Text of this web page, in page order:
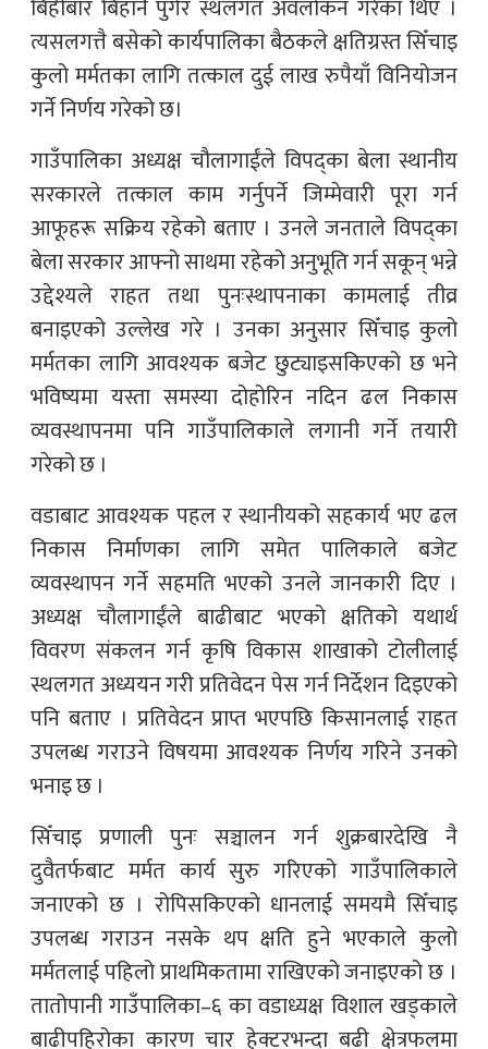
बिहीबार बिहानै पुगेर स्थलगत अवलोकन गरेका थिए ।
त्यसलगत्तै बसेको कार्यपालिका बैठकले क्षतिग्रस्त सिँचाइ
कुलो मर्मतका लागि तत्काल दुई लाख रुपैयाँ विनियोजन
गर्ने निर्णय गरेको छ।
गाउँपालिका अध्यक्ष चौलागाईंले विपद्का बेला स्थानीय
सरकारले तत्काल काम गर्नुपर्ने जिम्मेवारी पूरा गर्न
आफूहरू सक्रिय रहेको बताए । उनले जनताले विपद्का
बेला सरकार आफ्नो साथमा रहेको अनुभूति गर्न सकून् भन्ने
उद्देश्यले राहत तथा पुनःस्थापनाका कामलाई तीव्र
बनाइएको उल्लेख गरे । उनका अनुसार सिँचाइ कुलो
मर्मतका लागि आवश्यक बजेट छुट्याइसकिएको छ भने
भविष्यमा यस्ता समस्या दोहोरिन नदिन ढल निकास
व्यवस्थापनमा पनि गाउँपालिकाले लगानी गर्ने तयारी
गरेको छ ।
वडाबाट आवश्यक पहल र स्थानीयको सहकार्य भए ढल
निकास निर्माणका लागि समेत पालिकाले बजेट
व्यवस्थापन गर्ने सहमति भएको उनले जानकारी दिए ।
अध्यक्ष चौलागाईंले बाढीबाट भएको क्षतिको यथार्थ
विवरण संकलन गर्न कृषि विकास शाखाको टोलीलाई
स्थलगत अध्ययन गरी प्रतिवेदन पेस गर्न निर्देशन दिइएको
पनि बताए । प्रतिवेदन प्राप्त भएपछि किसानलाई राहत
उपलब्ध गराउने विषयमा आवश्यक निर्णय गरिने उनको
भनाइ छ ।
सिँचाइ प्रणाली पुनः सञ्चालन गर्न शुक्रबारदेखि नै
दुवैतर्फबाट मर्मत कार्य सुरु गरिएको गाउँपालिकाले
जनाएको छ । रोपिसकिएको धानलाई समयमै सिँचाइ
उपलब्ध गराउन नसके थप क्षति हुने भएकाले कुलो
मर्मतलाई पहिलो प्राथमिकतामा राखिएको जनाइएको छ ।
तातोपानी गाउँपालिका–६ का वडाध्यक्ष विशाल खड्काले
बाढीपहिरोका कारण चार हेक्टरभन्दा बढी क्षेत्रफलमा